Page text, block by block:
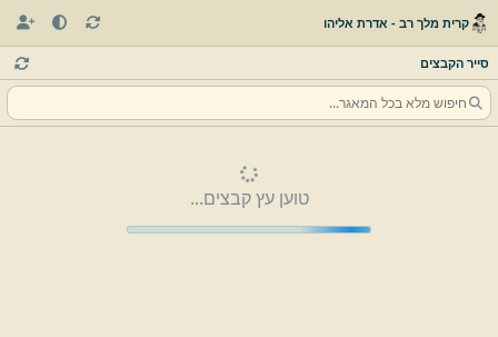
קרית מלך רב - אדרת אליהו
סייר הקבצים
טוען עץ קבצים...